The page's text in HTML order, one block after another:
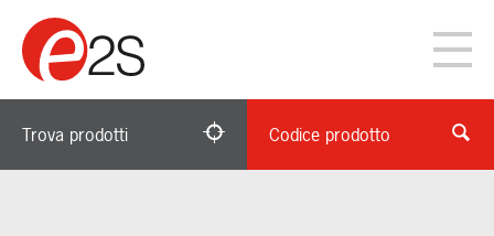
Trova prodotti Codice prodotto